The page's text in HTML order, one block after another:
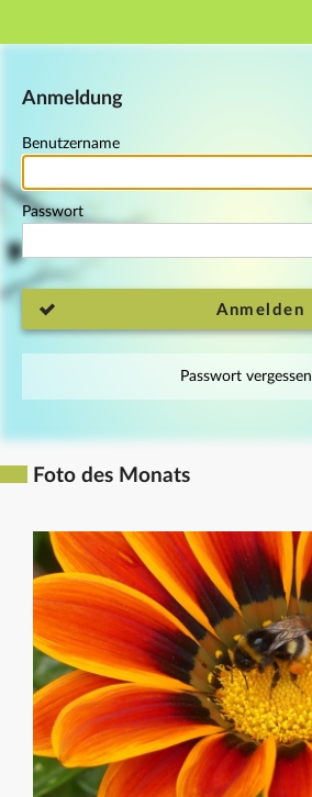
Hauptnavigation
Anmeldung
Benutzername
Passwort
Anmelden
Passwort vergessen
Foto des Monats